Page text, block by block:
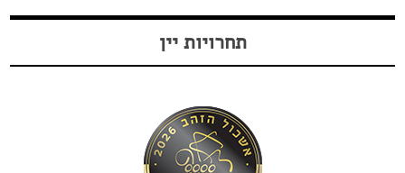
תחרויות יין